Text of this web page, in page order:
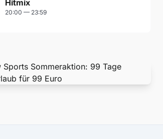
Hitmix
20:00 — 23:59